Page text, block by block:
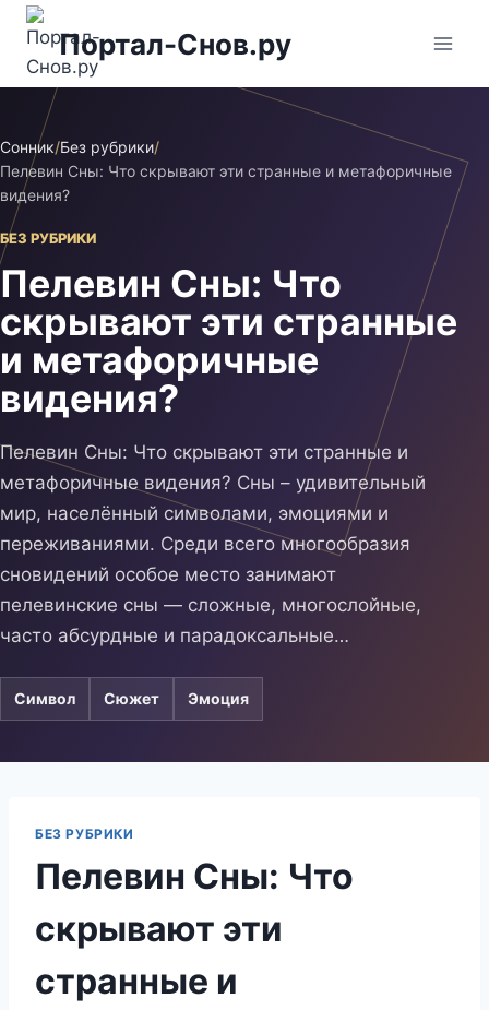
Перейти
содержимому
Портал-Снов.ру
Сонник/Без рубрики/
Пелевин Сны: Что скрывают эти странные и метафоричные
видения?
БЕЗ РУБРИКИ
Пелевин Сны: Что
скрывают эти странные
и метафоричные
видения?
Пелевин Сны: Что скрывают эти странные и
метафоричные видения? Сны – удивительный
мир, населённый символами, эмоциями и
переживаниями. Среди всего многообразия
сновидений особое место занимают
пелевинские сны — сложные, многослойные,
часто абсурдные и парадоксальные…
Символ Сюжет Эмоция
БЕЗ РУБРИКИ
Пелевин Сны: Что
скрывают эти
странные и